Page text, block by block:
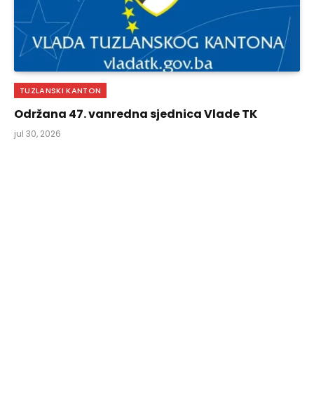
TUZLANSKI KANTON
Održana 47. vanredna sjednica Vlade TK
jul 30, 2026